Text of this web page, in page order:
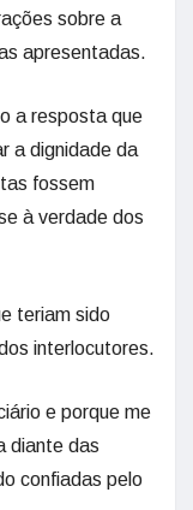
sobre a
apresentadas.
a resposta que
a dignidade da
fossem
à verdade dos
teriam sido
interlocutores.
e porque me
diante das
confiadas pelo